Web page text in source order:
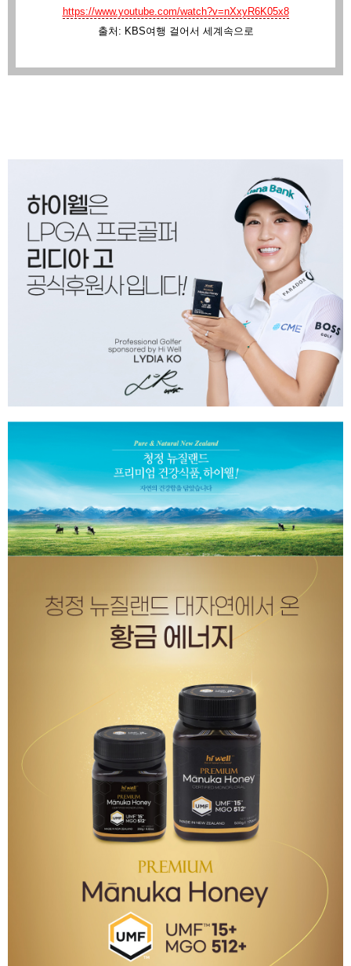
https://www.youtube.com/watch?v=nXxyR6K05x8
출처: KBS여행 걸어서 세계속으로